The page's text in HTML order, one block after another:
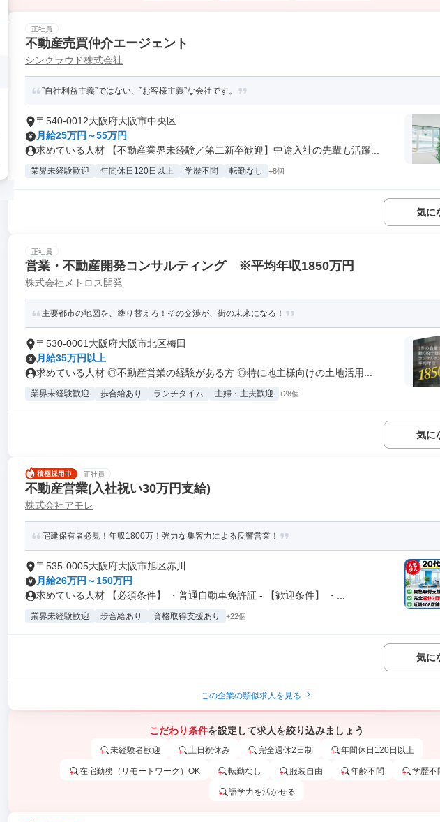
正社員
不動産売買仲介エージェント
シンクラウド株式会社
”自社利益主義”ではない、”お客様主義”な会社です。
〒540-0012大阪府大阪市中央区
月給25万円～55万円
求めている人材 【不動産業界未経験／第二新卒歓迎】中途入社の先輩も活躍...
業界未経験歓迎 年間休日120日以上 学歴不問 転勤なし +8個
気に
正社員
営業・不動産開発コンサルティング ※平均年収1850万円
株式会社メトロス開発
主要都市の地図を、塗り替えろ！その交渉が、街の未来になる！
〒530-0001大阪府大阪市北区梅田
月給35万円以上
求めている人材 ◎不動産営業の経験がある方 ◎特に地主様向けの土地活用...
業界未経験歓迎 歩合給あり ランチタイム 主婦・主夫歓迎 +28個
気に
正社員
不動産営業(入社祝い30万円支給)
株式会社アモレ
宅建保有者必見！年収1800万！強力な集客力による反響営業！
〒535-0005大阪府大阪市旭区赤川
月給26万円～150万円
求めている人材 【必須条件】 ・普通自動車免許証 - 【歓迎条件】 ・...
業界未経験歓迎 歩合給あり 資格取得支援あり +22個
気に
この企業の類似求人を見る
こだわり条件を設定して求人を絞り込みましょう
未経験者歓迎 土日祝休み 完全週休2日制 年間休日120日以上
在宅勤務（リモートワーク）OK 転勤なし 服装自由 年齢不問 学歴不
語学力を活かせる